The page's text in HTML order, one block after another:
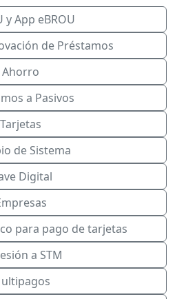
y App eBROU
de Préstamos
Ahorro
a Pasivos
Tarjetas
de Sistema
Digital
para pago de tarjetas
a STM